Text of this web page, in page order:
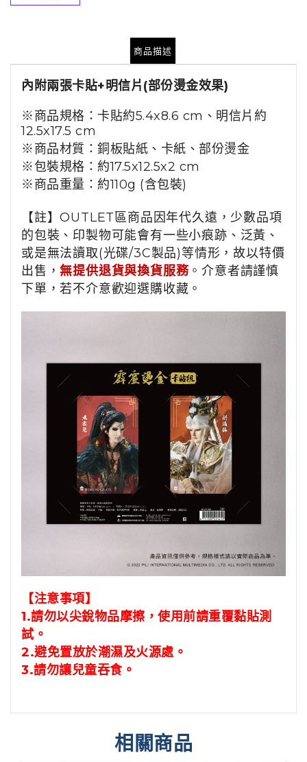
商品描述
內附兩張卡貼+明信片(部份燙金效果)
※商品規格： 卡貼約5.4x8.6 cm、 明信片約
12.5x17.5 cm
※商品材質：銅板貼紙、卡紙、部份燙金
※包裝規格：約17.5x12.5x2 cm
※商品重量：約110g (含包裝)
【註】OUTLET區商品因年代久遠，少數品項
的包裝、印製物可能會有一些小痕跡、泛黃、
或是無法讀取(光碟/3C製品)等情形，故以特價
出售，無提供退貨與換貨服務。介意者請謹慎
下單，若不介意歡迎選購收藏。
【注意事項】
1.請勿以尖銳物品摩擦， 使用前請重覆黏貼測
試。
2.避免置放於潮濕及火源處。
3.請勿讓兒童吞食。
相關商品